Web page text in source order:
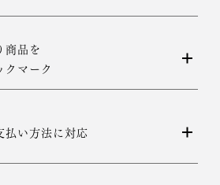
商品を
マーク
払い方法に対応